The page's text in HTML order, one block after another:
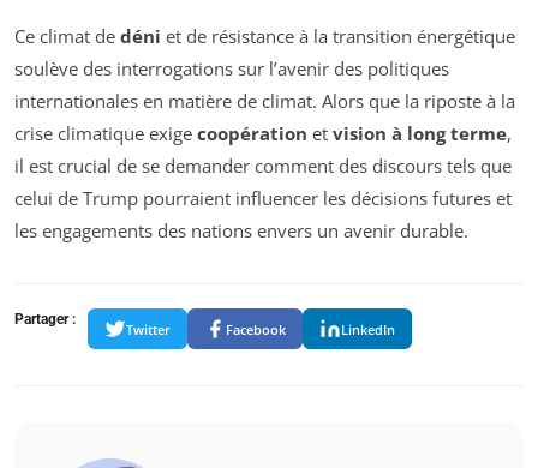
Ce climat de déni et de résistance à la transition énergétique
soulève des interrogations sur l’avenir des politiques
internationales en matière de climat. Alors que la riposte à la
crise climatique exige coopération et vision à long terme,
il est crucial de se demander comment des discours tels que
celui de Trump pourraient influencer les décisions futures et
les engagements des nations envers un avenir durable.
Partager :
Twitter Facebook LinkedIn